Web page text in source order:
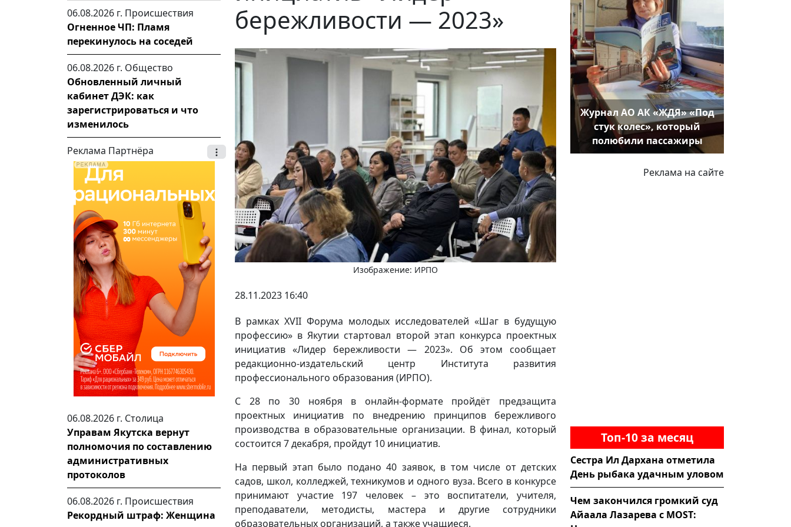
06.08.2026 г. Происшествия
Огненное ЧП: Пламя
перекинулось на соседей
06.08.2026 г. Общество
Обновленный личный
кабинет ДЭК: как
зарегистрироваться и что
изменилось
Реклама Партнёра
06.08.2026 г. Столица
Управам Якутска вернут
полномочия по составлению
административных
протоколов
06.08.2026 г. Происшествия
Рекордный штраф: Женщина
бережливости — 2023»
Изображение: ИРПО
28.11.2023 16:40
В рамках XVII Форума молодых исследователей «Шаг в будущую
профессию» в Якутии стартовал второй этап конкурса проектных
инициатив «Лидер бережливости — 2023». Об этом сообщает
редакционно-издательский центр Института развития
профессионального образования (ИРПО).
С 28 по 30 ноября в онлайн-формате пройдёт предзащита
проектных инициатив по внедрению принципов бережливого
производства в образовательные организации. В финал, который
состоится 7 декабря, пройдут 10 инициатив.
На первый этап было подано 40 заявок, в том числе от детских
садов, школ, колледжей, техникумов и одного вуза. Всего в конкурсе
принимают участие 197 человек – это воспитатели, учителя,
преподаватели, методисты, мастера и другие сотрудники
образовательных организаций, а также учащиеся.
Журнал АО АК «ЖДЯ» «Под
стук колес», который
полюбили пассажиры
Реклама на сайте
Топ-10 за месяц
Сестра Ил Дархана отметила
День рыбака удачным уловом
Чем закончился громкий суд
Айаала Лазарева с MOST: